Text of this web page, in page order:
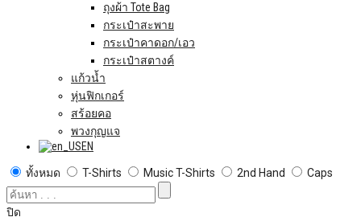
ถุงผ้า Tote Bag
กระเป๋าสะพาย
กระเป๋าคาดอก/เอว
กระเป๋าสตางค์
แก้วน้ำ
หุ่นฟิกเกอร์
สร้อยคอ
พวงกุญแจ
EN
ทั้งหมด T-Shirts Music T-Shirts 2nd Hand Caps
ปิด